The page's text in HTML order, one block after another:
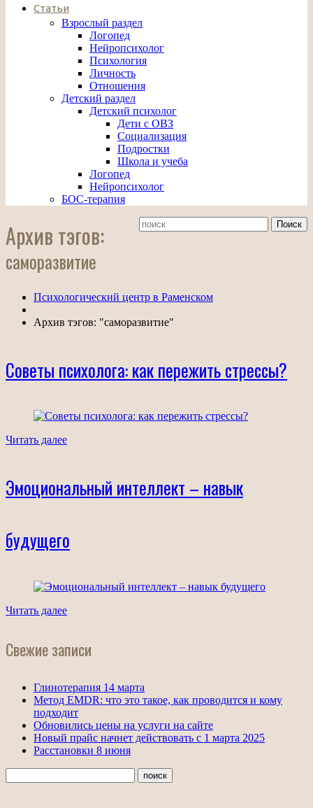
Статьи
Взрослый раздел
Логопед
Нейропсихолог
Психология
Личность
Отношения
Детский раздел
Детский психолог
Дети с ОВЗ
Социализация
Подростки
Школа и учеба
Логопед
Нейропсихолог
БОС-терапия
Архив тэгов:
саморазвитие
Психологический центр в Раменском
Архив тэгов: "саморазвитие"
Советы психолога: как пережить стрессы?
Читать далее
Эмоциональный интеллект – навык
будущего
Читать далее
Свежие записи
Глинотерапия 14 марта
Метод EMDR: что это такое, как проводится и кому
подходит
Обновились цены на услуги на сайте
Новый прайс начнет действовать с 1 марта 2025
Расстановки 8 июня